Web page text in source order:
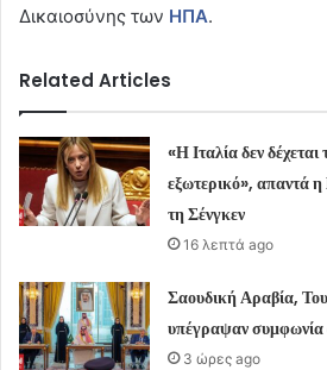
Δικαιοσύνης των ΗΠΑ.
Related Articles
«Η Ιταλία δεν
εξωτερικό», απαντά
τη Σένγκεν
16 λεπτά ago
Σαουδική Αραβία,
υπέγραψαν συμφωνία
3 ώρες ago